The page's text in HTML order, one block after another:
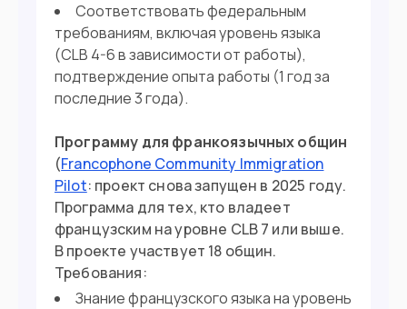
Соответствовать федеральным
требованиям, включая уровень языка
(CLB 4-6 в зависимости от работы),
подтверждение опыта работы (1 год за
последние 3 года).
Программу для франкоязычных общин
(Francophone Community Immigration
Pilot: проект снова запущен в 2025 году.
Программа для тех, кто владеет
французским на уровне CLB 7 или выше.
В проекте участвует 18 общин.
Требования:
Знание французского языка на уровень